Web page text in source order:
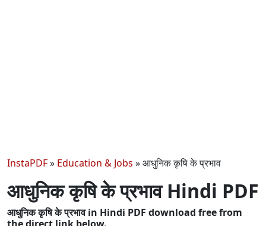
InstaPDF» Education & Jobs »आधुनिक कृषि के प्रभाव
आधुनिक कृषि के प्रभाव Hindi PDF
आधुनिक कृषि के प्रभाव in Hindi PDF download free from